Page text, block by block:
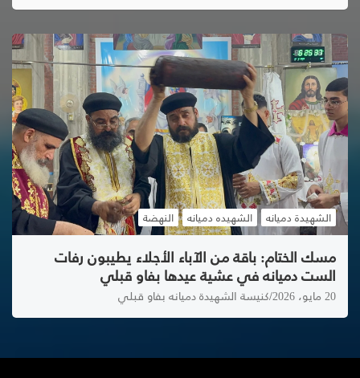
الشهيدة دميانه الشهيده دميانه النهضة
مسك الختام: باقة من الآباء الأجلاء يطيبون رفات
الست دميانه في عشية عيدها بفاو قبلي
20 مايو، 2026 كنيسة الشهيدة دميانه بفاو قبلي